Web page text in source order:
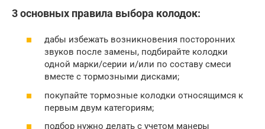
3 основных правила выбора колодок:
дабы избежать возникновения посторонних
звуков после замены, подбирайте колодки
одной марки/серии и/или по составу смеси
вместе с тормозными дисками;
покупайте тормозные колодки относящимся к
первым двум категориям;
подбор нужно делать с учетом манеры